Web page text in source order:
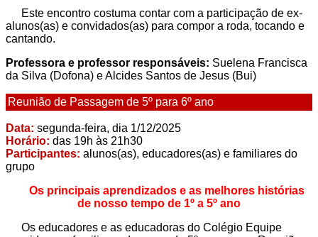
Este encontro costuma contar com a participação de ex-
alunos(as) e convidados(as) para compor a roda, tocando e
cantando.
Professora e professor responsáveis: Suelena Francisca
da Silva (Dofona) e Alcides Santos de Jesus (Bui)
Reunião de Passagem de 5º para 6º ano
Data: segunda-feira, dia 1/12/2025
Horário: das 19h às 21h30
Participantes: alunos(as), educadores(as) e familiares do
grupo
Os principais aprendizados e as melhores histórias
de nosso tempo de 1º a 5º ano
Os educadores e as educadoras do Colégio Equipe